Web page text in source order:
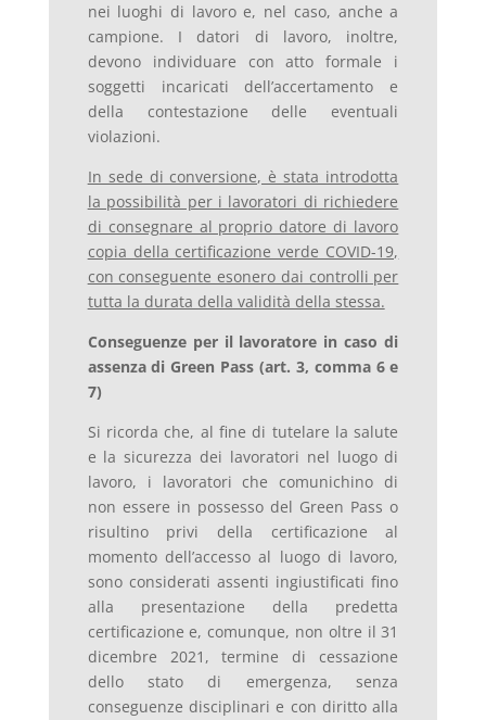
nei luoghi di lavoro e, nel caso, anche a
campione. I datori di lavoro, inoltre,
devono individuare con atto formale i
soggetti incaricati dell’accertamento e
della contestazione delle eventuali
violazioni.
In sede di conversione, è stata introdotta
la possibilità per i lavoratori di richiedere
di consegnare al proprio datore di lavoro
copia della certificazione verde COVID-19,
con conseguente esonero dai controlli per
tutta la durata della validità della stessa.
Conseguenze per il lavoratore in caso di
assenza di Green Pass (art. 3, comma 6 e
7)
Si ricorda che, al fine di tutelare la salute
e la sicurezza dei lavoratori nel luogo di
lavoro, i lavoratori che comunichino di
non essere in possesso del Green Pass o
risultino privi della certificazione al
momento dell’accesso al luogo di lavoro,
sono considerati assenti ingiustificati fino
alla presentazione della predetta
certificazione e, comunque, non oltre il 31
dicembre 2021, termine di cessazione
dello stato di emergenza, senza
conseguenze disciplinari e con diritto alla